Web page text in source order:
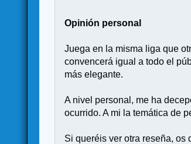
Opinión personal
Juega en la misma liga que
convencerá igual a todo el
más elegante.
A nivel personal, me ha
ocurrido. A mi la temática de
Si queréis ver otra reseña, os